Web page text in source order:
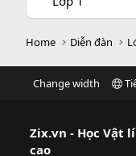
Home Diễn đàn
Change width
Zix.vn - Học Vật
cao